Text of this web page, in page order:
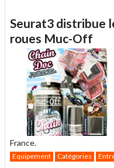
Seurat3 distribue
roues Muc-Off
France.
Equipement Catégories